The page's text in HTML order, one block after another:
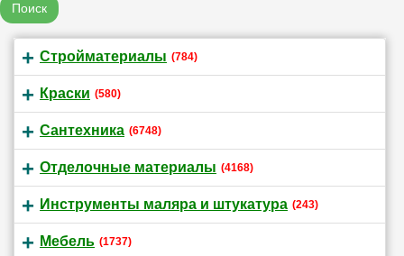
Поиск
Стройматериалы (784)
Краски (580)
Сантехника (6748)
Отделочные материалы (4168)
Инструменты маляра и штукатура (243)
Мебель (1737)